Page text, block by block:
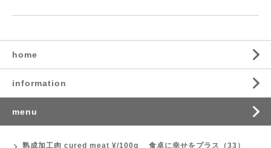
home
information
menu
熟成加工肉 cured meat ¥/100g 食卓に幸せをプラス（33）